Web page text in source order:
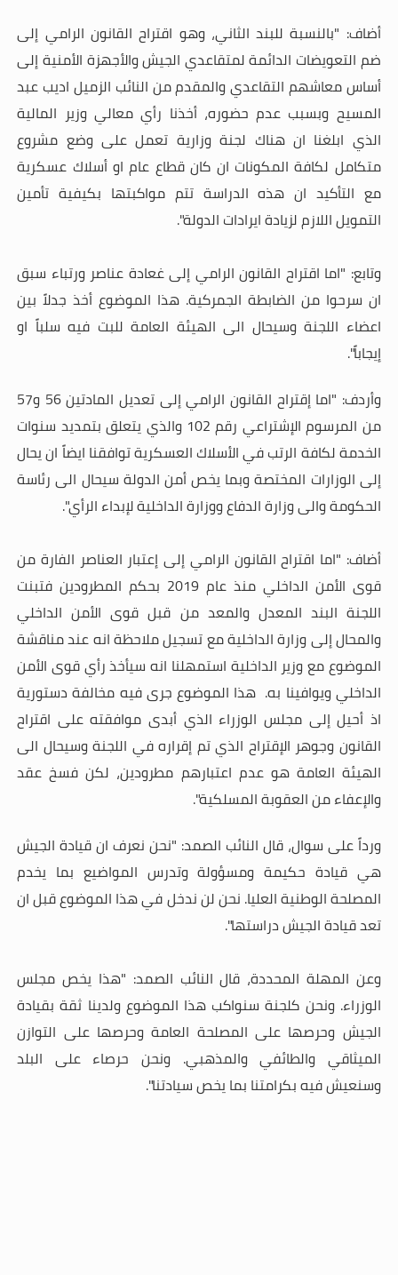
أضاف: "بالنسبة للبند الثاني، وهو اقتراح القانون الرامي إلى
ضم التعويضات الدائمة لمتقاعدي الجيش والأجهزة الأمنية إلى
أساس معاشهم التقاعدي والمقدم من النائب الزميل اديب عبد
المسيح وبسبب عدم حضوره، أخذنا رأي معالي وزير المالية
الذي ابلغنا ان هناك لجنة وزارية تعمل على وضع مشروع
متكامل لكافة المكونات ان كان قطاع عام او أسلاك عسكرية
مع التأكيد ان هذه الدراسة تتم مواكبتها بكيفية تأمين
التمويل اللازم لزيادة ايرادات الدولة".
وتابع: "اما اقتراح القانون الرامي إلى غعادة عناصر ورتباء سبق
ان سرحوا من الضابطة الجمركية. هذا الموضوع أخذ جدلاً بين
اعضاء اللجنة وسيحال الى الهيئة العامة للبت فيه سلباً او
إيجاباً".
وأردف: "اما إقتراح القانون الرامي إلى تعديل المادتين 56 و57
من المرسوم الإشتراعي رقم 102 والذي يتعلق بتمديد سنوات
الخدمة لكافة الرتب في الأسلاك العسكرية توافقنا ايضاً ان يحال
إلى الوزارات المختصة وبما يخص أمن الدولة سيحال الى رئاسة
الحكومة والى وزارة الدفاع ووزارة الداخلية لإبداء الرأي".
أضاف: "اما اقتراح القانون الرامي إلى إعتبار العناصر الفارة من
قوى الأمن الداخلي منذ عام 2019 بحكم المطرودين فتبنت
اللجنة البند المعدل والمعد من قبل قوى الأمن الداخلي
والمحال إلى وزارة الداخلية مع تسجيل ملاحظة انه عند مناقشة
الموضوع مع وزير الداخلية استمهلنا انه سيأخذ رأي قوى الأمن
الداخلي ويوافينا به. هذا الموضوع جرى فيه مخالفة دستورية
اذ أحيل إلى مجلس الوزراء الذي أبدى موافقته على اقتراح
القانون وجوهر الإقتراح الذي تم إقراره في اللجنة وسيحال الى
الهيئة العامة هو عدم اعتبارهم مطرودين، لكن فسخ عقد
والإعفاء من العقوبة المسلكية".
ورداً على سوال، قال النائب الصمد: "نحن نعرف ان قيادة الجيش
هي قيادة حكيمة ومسؤولة وتدرس المواضيع بما يخدم
المصلحة الوطنية العليا. نحن لن ندخل في هذا الموضوع قبل ان
تعد قيادة الجيش دراستها".
وعن المهلة المحددة، قال النائب الصمد: "هذا يخص مجلس
الوزراء. ونحن كلجنة سنواكب هذا الموضوع ولدينا ثقة بقيادة
الجيش وحرصها على المصلحة العامة وحرصها على التوازن
الميثاقي والطائفي والمذهبي. ونحن حرصاء على البلد
وسنعيش فيه بكرامتنا بما يخص سيادتنا".